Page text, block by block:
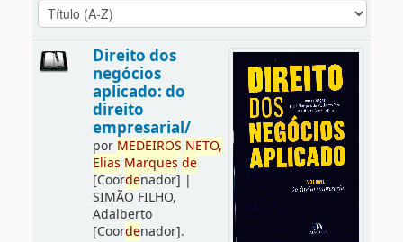
Direito dos
negócios
aplicado: do
direito
empresarial/
por MEDEIROS NETO,
Elias Marques de
[Coordenador] |
SIMÃO FILHO,
Adalberto
[Coordenador].